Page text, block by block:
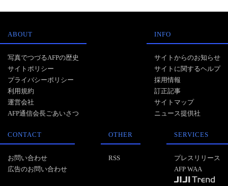
ABOUT
写真でつづるAFPの歴史
サイトポリシー
プライバシーポリシー
利用規約
運営会社
AFP通信会長ごあいさつ
INFO
サイトからのお知らせ
サイトに関するヘルプ
採用情報
訂正記事
サイトマップ
ニュース提供社
CONTACT
お問い合わせ
広告のお問い合わせ
OTHER
RSS
SERVICES
プレスリリース
AFP WAA